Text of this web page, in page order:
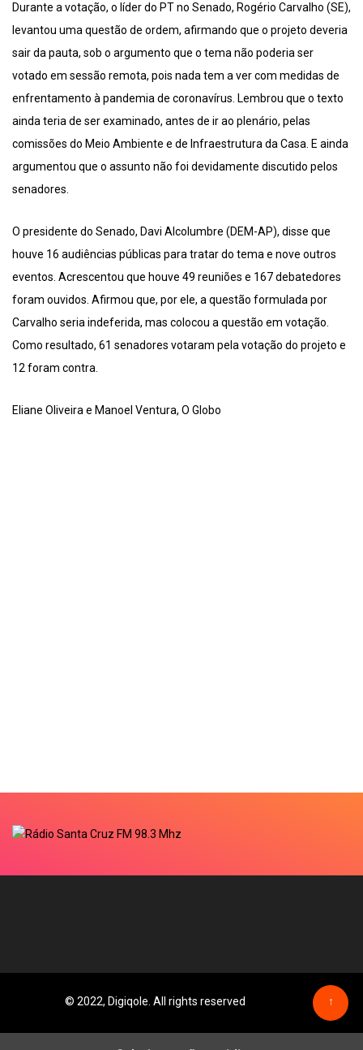
Durante a votação, o líder do PT no Senado, Rogério Carvalho (SE),
levantou uma questão de ordem, afirmando que o projeto deveria
sair da pauta, sob o argumento que o tema não poderia ser
votado em sessão remota, pois nada tem a ver com medidas de
enfrentamento à pandemia de coronavírus. Lembrou que o texto
ainda teria de ser examinado, antes de ir ao plenário, pelas
comissões do Meio Ambiente e de Infraestrutura da Casa. E ainda
argumentou que o assunto não foi devidamente discutido pelos
senadores.
O presidente do Senado, Davi Alcolumbre (DEM-AP), disse que
houve 16 audiências públicas para tratar do tema e nove outros
eventos. Acrescentou que houve 49 reuniões e 167 debatedores
foram ouvidos. Afirmou que, por ele, a questão formulada por
Carvalho seria indeferida, mas colocou a questão em votação.
Como resultado, 61 senadores votaram pela votação do projeto e
12 foram contra.
Eliane Oliveira e Manoel Ventura, O Globo
© 2022, Digiqole. All rights reserved ↑